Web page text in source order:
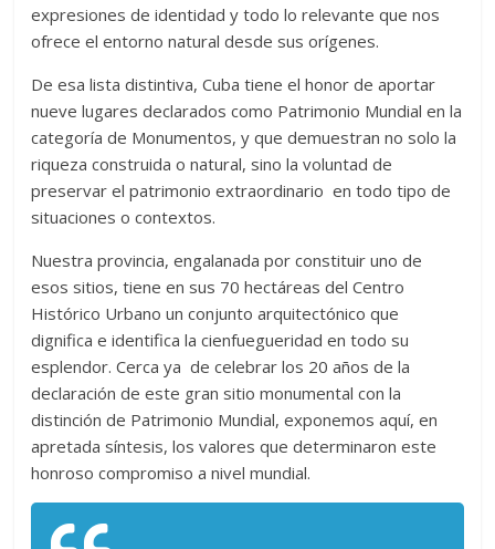
expresiones de identidad y todo lo relevante que nos
ofrece el entorno natural desde sus orígenes.
De esa lista distintiva, Cuba tiene el honor de aportar
nueve lugares declarados como Patrimonio Mundial en la
categoría de Monumentos, y que demuestran no solo la
riqueza construida o natural, sino la voluntad de
preservar el patrimonio extraordinario en todo tipo de
situaciones o contextos.
Nuestra provincia, engalanada por constituir uno de
esos sitios, tiene en sus 70 hectáreas del Centro
Histórico Urbano un conjunto arquitectónico que
dignifica e identifica la cienfuegueridad en todo su
esplendor. Cerca ya de celebrar los 20 años de la
declaración de este gran sitio monumental con la
distinción de Patrimonio Mundial, exponemos aquí, en
apretada síntesis, los valores que determinaron este
honroso compromiso a nivel mundial.